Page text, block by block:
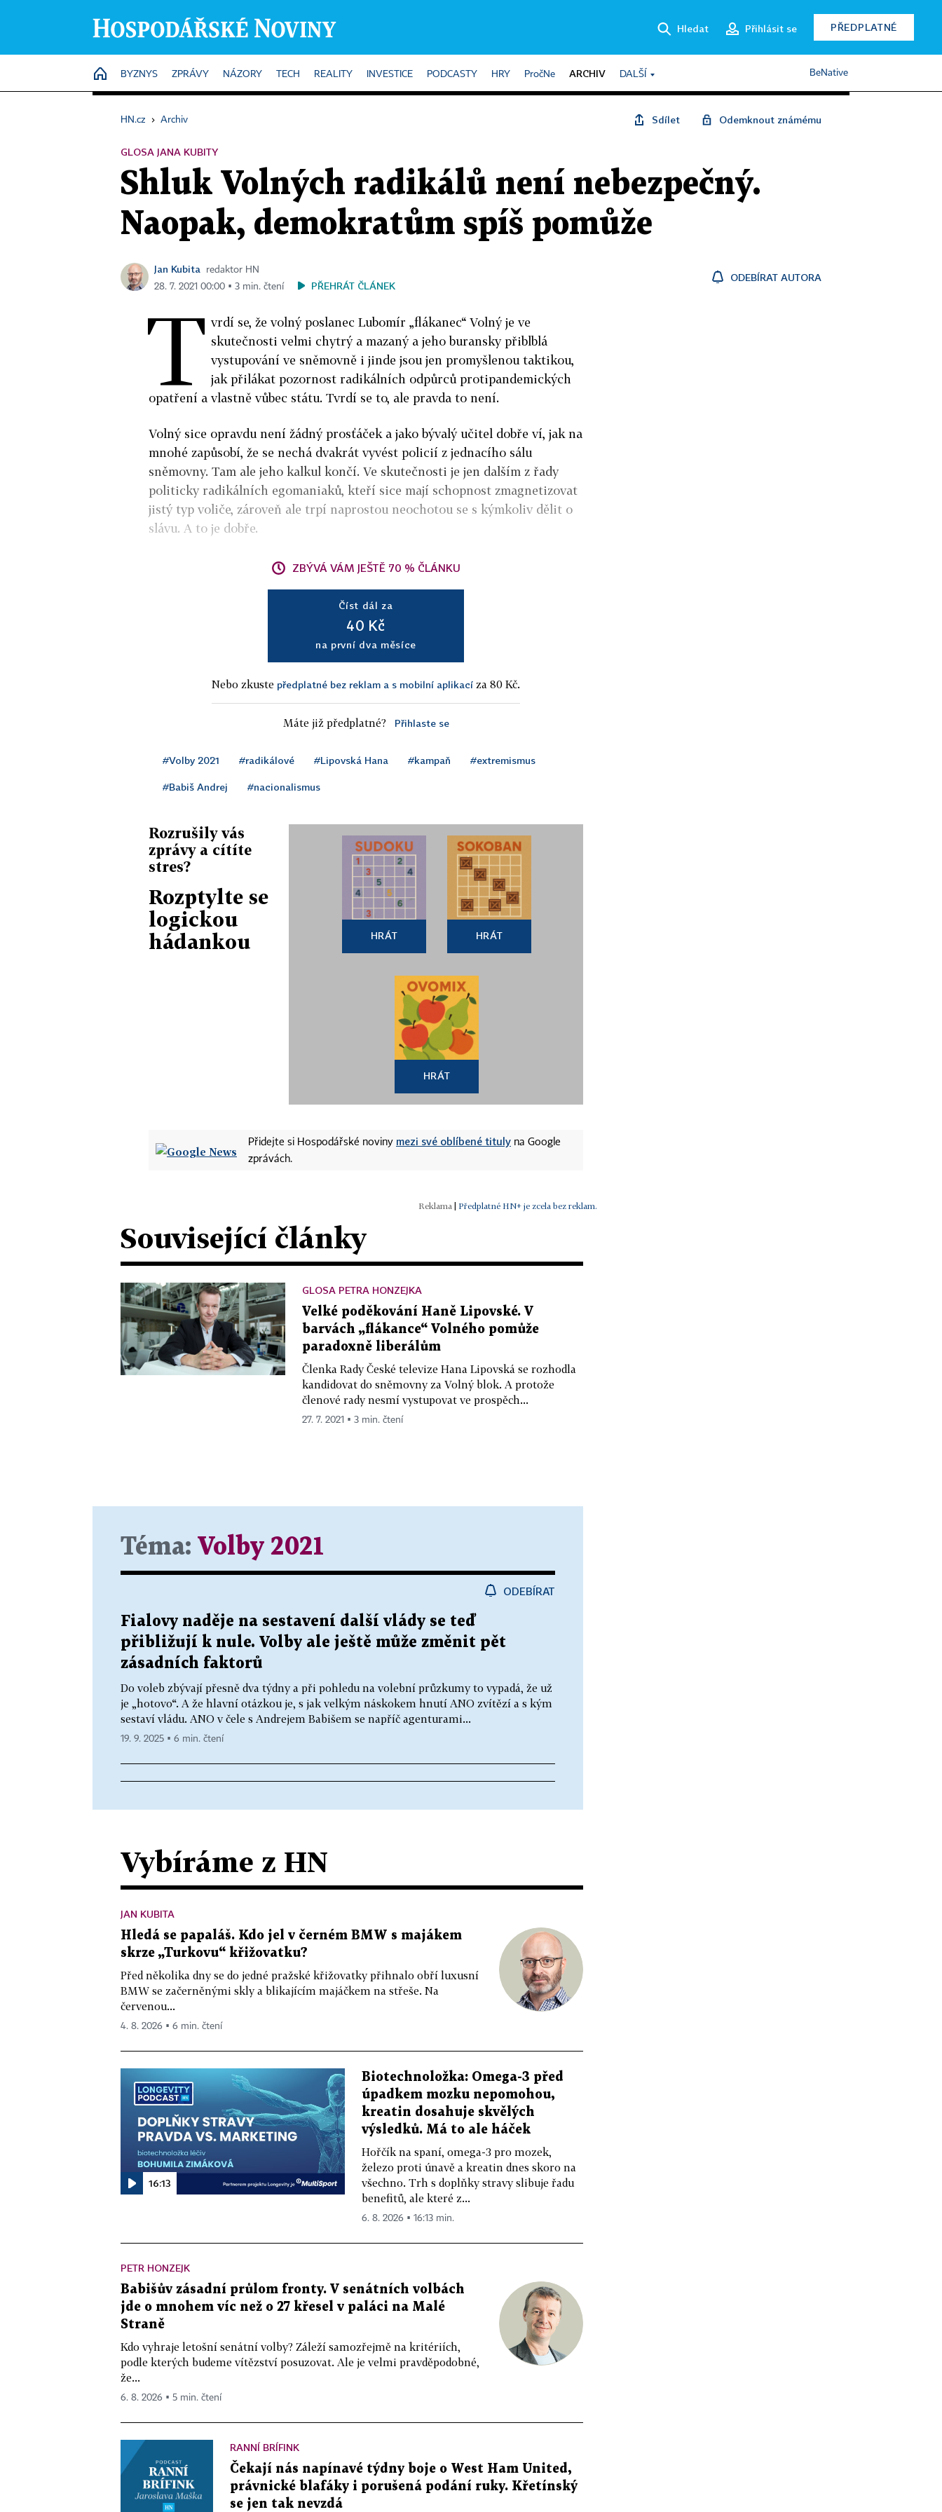
Hledat Přihlásit se PŘEDPLATNÉ
HOME
BYZNYS ZPRÁVY NÁZORY TECH REALITY INVESTICE PODCASTY HRY PročNe ARCHIV DALŠÍ BeNative
HN.cz › Archiv Sdílet Odemknout známému
GLOSA JANA KUBITY
Shluk Volných radikálů není nebezpečný.
Naopak, demokratům spíš pomůže
Jan Kubita
redaktor HN
28. 7. 2021 00:00 ▪ 3 min. čtení
PŘEHRÁT ČLÁNEK
ODEBÍRAT AUTORA
T vrdí se, že volný poslanec Lubomír „flákanec“ Volný je ve
skutečnosti velmi chytrý a mazaný a jeho buransky přiblblá
vystupování ve sněmovně i jinde jsou jen promyšlenou taktikou,
jak přilákat pozornost radikálních odpůrců protipandemických
opatření a vlastně vůbec státu. Tvrdí se to, ale pravda to není.
Volný sice opravdu není žádný prosťáček a jako bývalý učitel dobře ví, jak na
mnohé zapůsobí, že se nechá dvakrát vyvést policií z jednacího sálu
sněmovny. Tam ale jeho kalkul končí. Ve skutečnosti je jen dalším z řady
politicky radikálních egomaniaků, kteří sice mají schopnost zmagnetizovat
jistý typ voliče, zároveň ale trpí naprostou neochotou se s kýmkoliv dělit o
slávu. A to je dobře.
ZBÝVÁ VÁM JEŠTĚ 70 % ČLÁNKU
Číst dál za
40 Kč
na první dva měsíce
Nebo zkuste předplatné bez reklam a s mobilní aplikací za 80 Kč.
Máte již předplatné? Přihlaste se
#Volby 2021 #radikálové #Lipovská Hana #kampaň #extremismus
#Babiš Andrej #nacionalismus
Rozrušily vás
zprávy a cítíte
stres?
Rozptylte se
logickou
hádankou
HRÁT HRÁT
HRÁT
Přidejte si Hospodářské noviny mezi své oblíbené tituly na Google
zprávách.
Předplatné HN+ je zcela bez reklam.
Související články
GLOSA PETRA HONZEJKA
Velké poděkování Haně Lipovské. V
barvách „flákance“ Volného pomůže
paradoxně liberálům
Členka Rady České televize Hana Lipovská se rozhodla
kandidovat do sněmovny za Volný blok. A protože
členové rady nesmí vystupovat ve prospěch...
27. 7. 2021 ▪ 3 min. čtení
Téma: Volby 2021
ODEBÍRAT
Fialovy naděje na sestavení další vlády se teď
přibližují k nule. Volby ale ještě může změnit pět
zásadních faktorů
Do voleb zbývají přesně dva týdny a při pohledu na volební průzkumy to vypadá, že už
je „hotovo“. A že hlavní otázkou je, s jak velkým náskokem hnutí ANO zvítězí a s kým
sestaví vládu. ANO v čele s Andrejem Babišem se napříč agenturami...
19. 9. 2025 ▪ 6 min. čtení
Vybíráme z HN
JAN KUBITA
Hledá se papaláš. Kdo jel v černém BMW s majákem
skrze „Turkovu“ křižovatku?
Před několika dny se do jedné pražské křižovatky přihnalo obří luxusní
BMW se začerněnými skly a blikajícím majáčkem na střeše. Na
červenou...
4. 8. 2026 ▪ 6 min. čtení
16:13
Biotechnoložka: Omega-3 před
úpadkem mozku nepomohou,
kreatin dosahuje skvělých
výsledků. Má to ale háček
Hořčík na spaní, omega-3 pro mozek,
železo proti únavě a kreatin dnes skoro na
všechno. Trh s doplňky stravy slibuje řadu
benefitů, ale které z...
6. 8. 2026 ▪ 16:13 min.
PETR HONZEJK
Babišův zásadní průlom fronty. V senátních volbách
jde o mnohem víc než o 27 křesel v paláci na Malé
Straně
Kdo vyhraje letošní senátní volby? Záleží samozřejmě na kritériích,
podle kterých budeme vítězství posuzovat. Ale je velmi pravděpodobné,
že...
6. 8. 2026 ▪ 5 min. čtení
RANNÍ BRÍFINK
Čekají nás napínavé týdny boje o West Ham United,
právnické blafáky i porušená podání ruky. Křetínský
se jen tak nevzdá